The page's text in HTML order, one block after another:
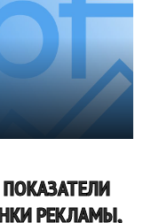
РЕКЛАМЫ,